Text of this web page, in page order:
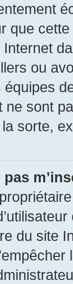
que
ou
ne sont
sorte,
du site